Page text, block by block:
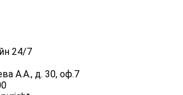
24/7
А.А., д. 30, оф.7